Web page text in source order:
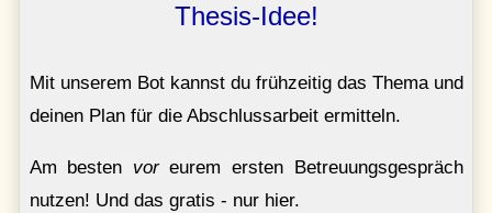
Thesis-Idee!
Mit unserem Bot kannst du frühzeitig das Thema und
deinen Plan für die Abschlussarbeit ermitteln.
Am besten voreurem ersten Betreuungsgespräch
nutzen! Und das gratis - nur hier.